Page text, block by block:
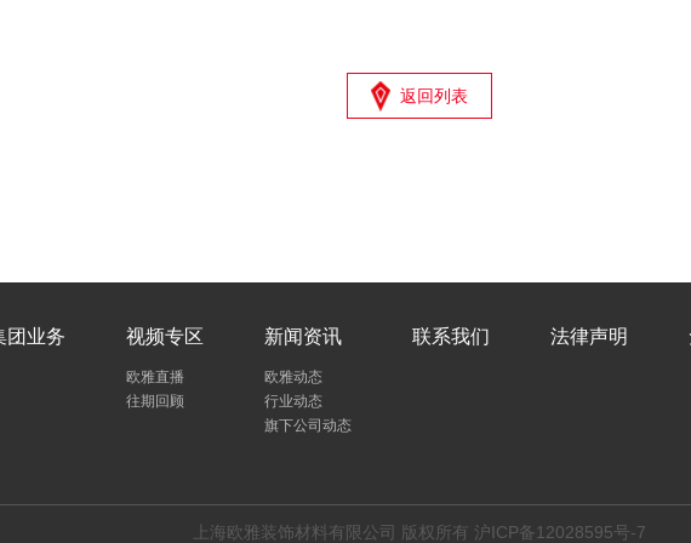
返回列表
团业务 视频专区
欧雅直播
往期回顾
新闻资讯
欧雅动态
行业动态
旗下公司动态
联系我们 法律声明
上海欧雅装饰材料有限公司 版权所有 沪ICP备12028595号-7